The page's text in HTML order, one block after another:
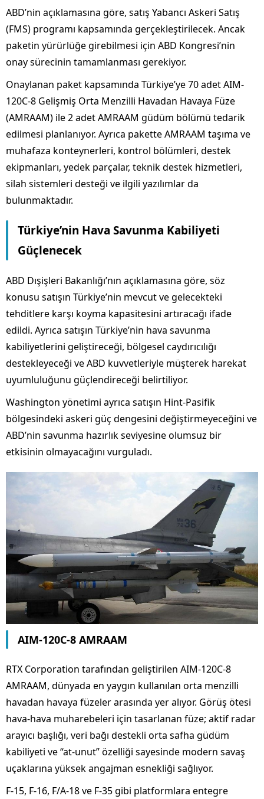
ABD’nin açıklamasına göre, satış Yabancı Askeri Satış
(FMS) programı kapsamında gerçekleştirilecek. Ancak
paketin yürürlüğe girebilmesi için ABD Kongresi’nin
onay sürecinin tamamlanması gerekiyor.
Onaylanan paket kapsamında Türkiye’ye 70 adet AIM-
120C-8 Gelişmiş Orta Menzilli Havadan Havaya Füze
(AMRAAM) ile 2 adet AMRAAM güdüm bölümü tedarik
edilmesi planlanıyor. Ayrıca pakette AMRAAM taşıma ve
muhafaza konteynerleri, kontrol bölümleri, destek
ekipmanları, yedek parçalar, teknik destek hizmetleri,
silah sistemleri desteği ve ilgili yazılımlar da
bulunmaktadır.
Türkiye’nin Hava Savunma Kabiliyeti
Güçlenecek
ABD Dışişleri Bakanlığı’nın açıklamasına göre, söz
konusu satışın Türkiye’nin mevcut ve gelecekteki
tehditlere karşı koyma kapasitesini artıracağı ifade
edildi. Ayrıca satışın Türkiye’nin hava savunma
kabiliyetlerini geliştireceği, bölgesel caydırıcılığı
destekleyeceği ve ABD kuvvetleriyle müşterek harekat
uyumluluğunu güçlendireceği belirtiliyor.
Washington yönetimi ayrıca satışın Hint-Pasifik
bölgesindeki askeri güç dengesini değiştirmeyeceğini ve
ABD’nin savunma hazırlık seviyesine olumsuz bir
etkisinin olmayacağını vurguladı.
AIM-120C-8 AMRAAM
RTX Corporation tarafından geliştirilen AIM-120C-8
AMRAAM, dünyada en yaygın kullanılan orta menzilli
havadan havaya füzeler arasında yer alıyor. Görüş ötesi
hava-hava muharebeleri için tasarlanan füze; aktif radar
arayıcı başlığı, veri bağı destekli orta safha güdüm
kabiliyeti ve “at-unut” özelliği sayesinde modern savaş
uçaklarına yüksek angajman esnekliği sağlıyor.
F-15, F-16, F/A-18 ve F-35 gibi platformlara entegre